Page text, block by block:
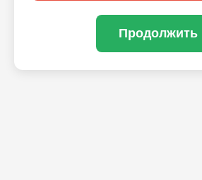
Продолжить